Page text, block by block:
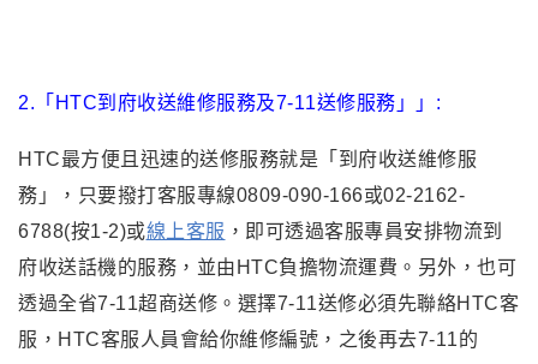
2. 「HTC到府收送維修服務及7-11送修服務」」 :
HTC最方便且迅速的送修服務就是「到府收送維修服
務」，只要撥打客服專線0809-090-166或02-2162-
6788(按1-2)或線上客服 ，即可透過客服專員安排物流到
府收送話機的服務，並由HTC負擔物流運費。另外，也可
透過全省7-11超商送修。選擇7-11送修必須先聯絡HTC客
服， HTC客服人員會給你維修編號，之後再去7-11的